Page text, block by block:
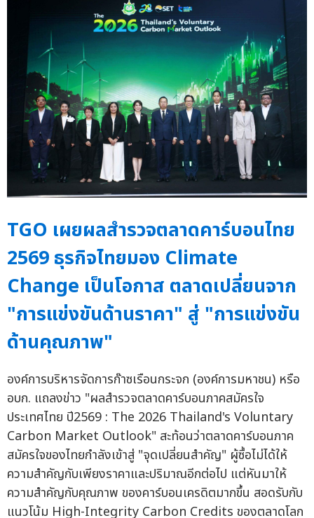
TGO เผยผลสำรวจตลาดคาร์บอนไทย
2569 ธุรกิจไทยมอง Climate
Change เป็นโอกาส ตลาดเปลี่ยนจาก
"การแข่งขันด้านราคา" สู่ "การแข่งขัน
ด้านคุณภาพ"
องค์การบริหารจัดการก๊าซเรือนกระจก (องค์การมหาชน) หรือ
อบก. แถลงข่าว "ผลสำรวจตลาดคาร์บอนภาคสมัครใจ
ประเทศไทย ปี2569 : The 2026 Thailand's Voluntary
Carbon Market Outlook" สะท้อนว่าตลาดคาร์บอนภาค
สมัครใจของไทยกำลังเข้าสู่ "จุดเปลี่ยนสำคัญ" ผู้ซื้อไม่ได้ให้
ความสำคัญกับเพียงราคาและปริมาณอีกต่อไป แต่หันมาให้
ความสำคัญกับคุณภาพ ของคาร์บอนเครดิตมากขึ้น สอดรับกับ
แนวโน้ม High-Integrity Carbon Credits ของตลาดโลก